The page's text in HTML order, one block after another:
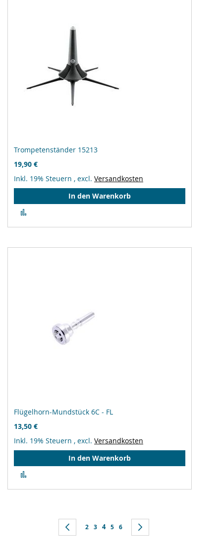
Trompetenständer 15213
19,90 €
Inkl. 19% Steuern , excl. Versandkosten
In den Warenkorb
hinzufügen
Flügelhorn-Mundstück 6C - FL
13,50 €
Inkl. 19% Steuern , excl. Versandkosten
In den Warenkorb
hinzufügen
Seite
Seite
Zurück
Seite
2 Seite
3 Sie lesen gerade Seite
4 Seite
5 Seite
6